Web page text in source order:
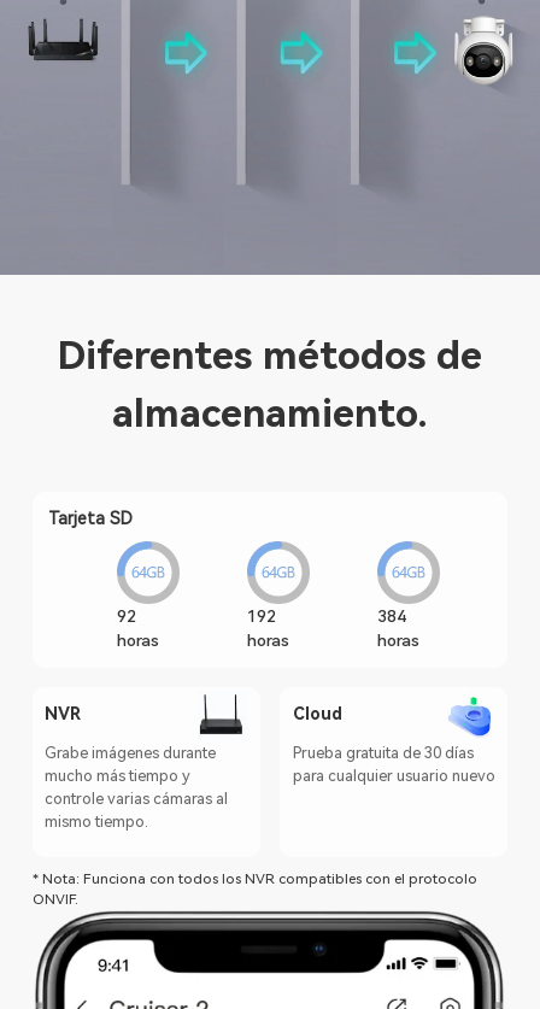
Diferentes métodos de
almacenamiento.
Tarjeta SD
92
horas
192
horas
384
horas
NVR
Grabe imágenes durante
mucho más tiempo y
controle varias cámaras al
mismo tiempo.
Cloud
Prueba gratuita de 30 días
para cualquier usuario nuevo
* Nota: Funciona con todos los NVR compatibles con el protocolo
ONVIF.